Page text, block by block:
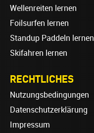
Wellenreiten lernen
Foilsurfen lernen
Standup Paddeln lernen
Skifahren lernen
RECHTLICHES
Nutzungsbedingungen
Datenschutzerklärung
Impressum